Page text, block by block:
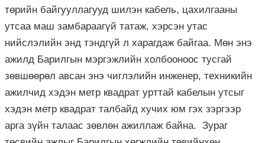
төрийн байгууллагууд шилэн кабель, цахилгааны
утсаа маш замбараагүй татаж, хэрсэн утас
нийслэлийн энд тэндгүй л харагдаж байгаа. Мөн энэ
ажилд Барилгын мэргэжлийн холбооноос тусгай
зөвшөөрөл авсан энэ чиглэлийн инженер, техникийн
ажилчид хэдэн метр квадрат урттай кабелын утсыг
хэдэн метр квадрат талбайд хучих юм гэх зэргээр
арга зүйн талаас зөвлөн ажиллаж байна. Зураг